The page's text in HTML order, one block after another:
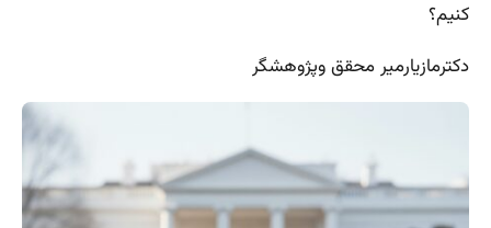
کنیم؟
دکترمازیارمیر محقق و‌پژوهشگر